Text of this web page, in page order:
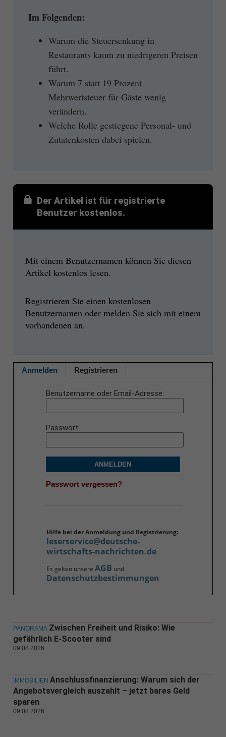
Im Folgenden:
Warum die Steuersenkung in
Restaurants kaum zu niedrigeren Preisen
führt.
Warum 7 statt 19 Prozent
Mehrwertsteuer für Gäste wenig
verändern.
Welche Rolle gestiegene Personal- und
Zutatenkosten dabei spielen.
Der Artikel ist für registrierte
Benutzer kostenlos.
Mit einem Benutzernamen können Sie diesen
Artikel kostenlos lesen.
Registrieren Sie einen kostenlosen
Benutzernamen oder melden Sie sich mit einem
vorhandenen an.
Anmelden Registrieren
Benutzername oder Email-Adresse
Passwort
ANMELDEN
Passwort vergessen?
Hilfe bei der Anmeldung und Registrierung:
leserservice@deutsche-
wirtschafts-nachrichten.de
Es gelten unsere AGB und
Datenschutzbestimmungen
PANORAMA Zwischen Freiheit und Risiko: Wie
gefährlich E-Scooter sind
09.08.2026
IMMOBILIEN Anschlussfinanzierung: Warum sich der
Angebotsvergleich auszahlt – jetzt bares Geld
sparen
09.08.2026